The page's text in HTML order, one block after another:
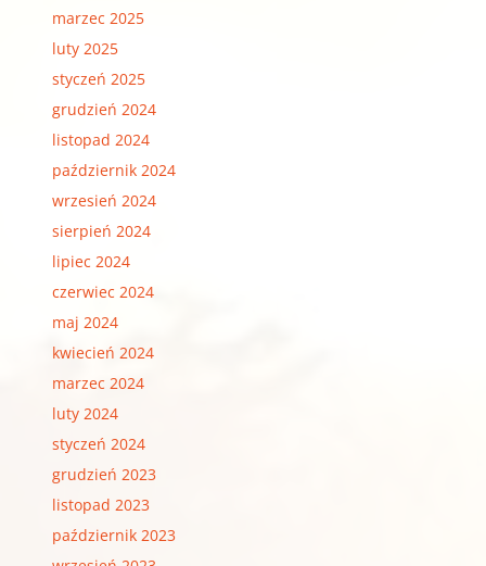
marzec 2025
luty 2025
styczeń 2025
grudzień 2024
listopad 2024
październik 2024
wrzesień 2024
sierpień 2024
lipiec 2024
czerwiec 2024
maj 2024
kwiecień 2024
marzec 2024
luty 2024
styczeń 2024
grudzień 2023
listopad 2023
październik 2023